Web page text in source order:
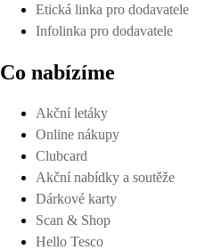
Etická linka pro dodavatele
Infolinka pro dodavatele
Co nabízíme
Akční letáky
Online nákupy
Clubcard
Akční nabídky a soutěže
Dárkové karty
Scan & Shop
Hello Tesco